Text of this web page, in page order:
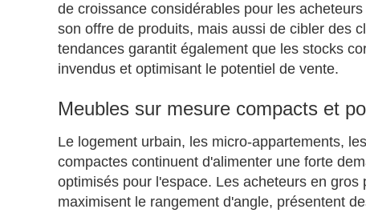
de croissance considérables pour les
son offre de produits, mais aussi de cibler des
tendances garantit également que les stocks
invendus et optimisant le potentiel de vente.
Meubles sur mesure compacts et
Le logement urbain, les micro-appartements,
compactes continuent d'alimenter une forte
optimisés pour l'espace. Les acheteurs en
maximisent le rangement d'angle, présentent